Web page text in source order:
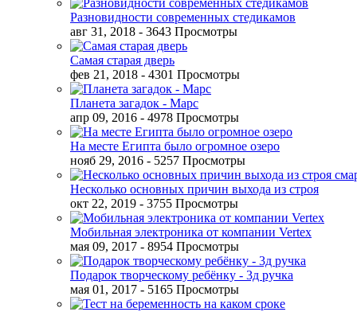
Разновидности современных стедикамов
авг 31, 2018 - 3643 Просмотры
Самая старая дверь
фев 21, 2018 - 4301 Просмотры
Планета загадок - Марс
апр 09, 2016 - 4978 Просмотры
На месте Египта было огромное озеро
нояб 29, 2016 - 5257 Просмотры
Несколько основных причин выхода из строя
окт 22, 2019 - 3755 Просмотры
Мобильная электроника от компании Vertex
мая 09, 2017 - 8954 Просмотры
Подарок творческому ребёнку - 3д ручка
мая 01, 2017 - 5165 Просмотры